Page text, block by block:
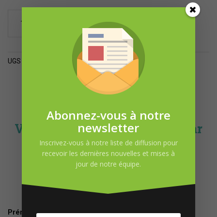
Chêne
Ajouter au panier
UGS : Catégorie : Produits pour le corps
Vous pourriez-être intéressé par
DEMANDE D’INFORMATION
Prénom
Abonnez-vous à notre
newsletter
Inscrivez-vous à notre liste de diffusion pour
recevoir les dernières nouvelles et mises à
jour de notre équipe.